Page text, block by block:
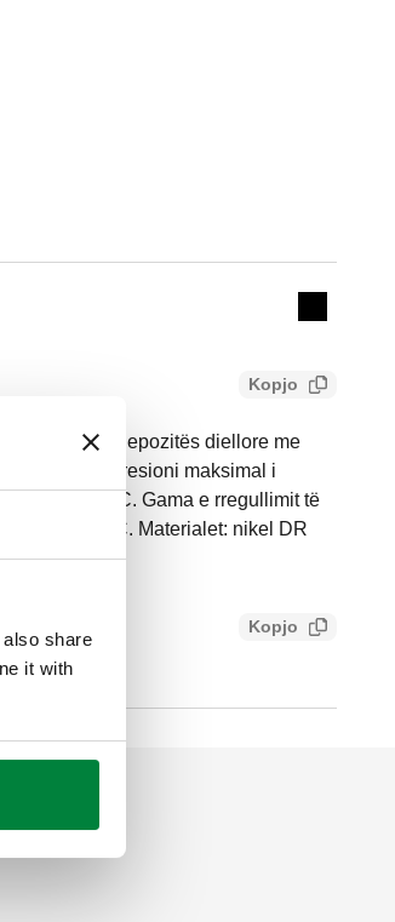
share
it with
Collapse
Kopjo
midis depozitës diellore me
228-1) M. Presioni maksimal i
2–100 °C. Gama e rregullimit të
45 °C. Materialet: nikel DR
Kopjo